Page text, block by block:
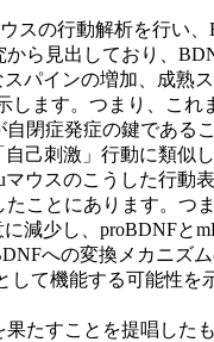
スの行動解析を行い
ら見出しており、
パインの増加、成
ます。つまり、こ
閉症発症の鍵である
己刺激」行動に類
ウスのこうした行動
とにあります。つ
減少し、proBDNF
への変換メカニ
て機能する可能性
たすことを提唱し